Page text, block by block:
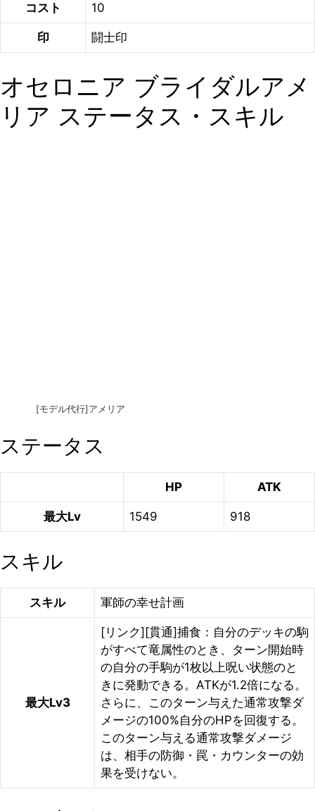
コスト 10
印 闘士印
オセロニア ブライダルアメ
リア ステータス・スキル
[モデル代行]アメリア
ステータス
HP ATK
最大Lv 1549 918
スキル
スキル 軍師の幸せ計画
最大Lv3
[リンク][貫通]捕食：自分のデッキの駒
がすべて竜属性のとき、ターン開始時
の自分の手駒が1枚以上呪い状態のと
きに発動できる。ATKが1.2倍になる。
さらに、このターン与えた通常攻撃ダ
メージの100%自分のHPを回復する。
このターン与える通常攻撃ダメージ
は、相手の防御・罠・カウンターの効
果を受けない。